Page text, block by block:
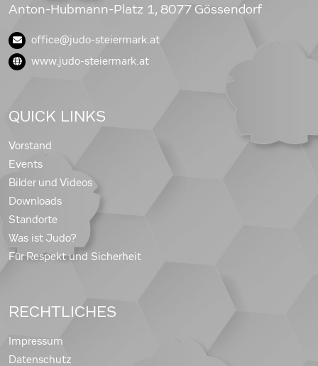
Anton-Hubmann-Platz 1, 8077 Gössendorf
office@judo-steiermark.at
www.judo-steiermark.at
QUICK LINKS
Vorstand
Events
Bilder und Videos
Downloads
Standorte
Was ist Judo?
Für Respekt und Sicherheit
RECHTLICHES
Impressum
Datenschutz